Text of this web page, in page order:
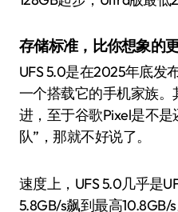
存储标准，比你想象的
UFS 5.0是在2025年底发
一个搭载它的手机家族
进，至于谷歌Pixel是不
队”，那就不好说了。
速度上，UFS 5.0几乎是
5.8GB/s飙到最高10.8GB/s